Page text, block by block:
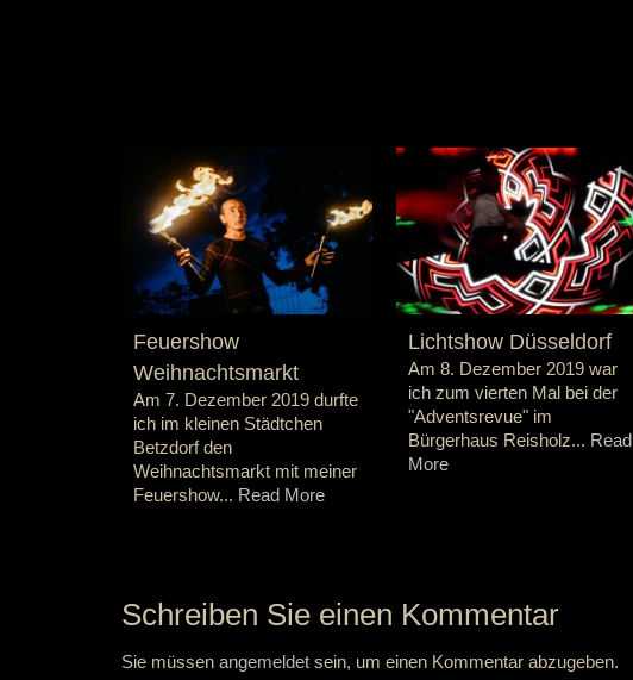
Feuershow
Weihnachtsmarkt
Am 7. Dezember 2019 durfte
ich im kleinen Städtchen
Betzdorf den
Weihnachtsmarkt mit meiner
Feuershow... Read More
Lichtshow Düsseldorf
Am 8. Dezember 2019 war
ich zum vierten Mal bei der
"Adventsrevue" im
Bürgerhaus Reisholz... Read
More
Schreiben Sie einen Kommentar
Sie müssen angemeldet sein, um einen Kommentar abzugeben.